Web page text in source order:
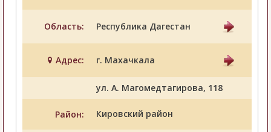
Область: Республика Дагестан
Адрес: г. Махачкала
ул. А. Магомедтагирова, 118
Район: Кировский район